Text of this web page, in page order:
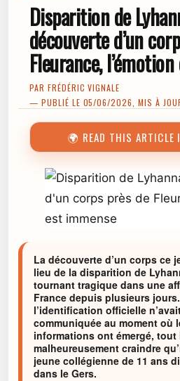
Disparition de
découverte d’un
Fleurance,
PAR FRÉDÉRIC VIGNALE
— PUBLIÉ LE 05/06/2026, MIS À
🌍 READ THIS
La découverte d’un corps ce
lieu de la disparition de
tournant tragique dans une
France depuis plusieurs
l’identification officielle
communiquée au moment où
informations ont émergé, tout
malheureusement craindre
jeune collégienne de 11 ans
dans le Gers.